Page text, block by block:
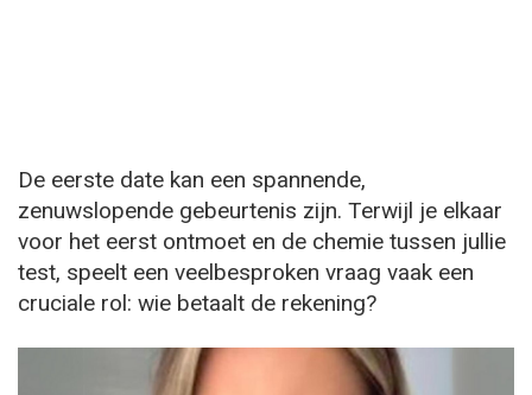
De eerste date kan een spannende,
zenuwslopende gebeurtenis zijn. Terwijl je elkaar
voor het eerst ontmoet en de chemie tussen jullie
test, speelt een veelbesproken vraag vaak een
cruciale rol: wie betaalt de rekening?